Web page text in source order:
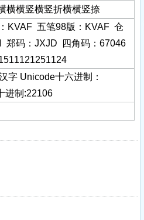
横横竖横竖折横横竖捺
KVAF 五笔98版：KVAF 仓
郑码：JXJD 四角码：67046
字 Unicode十六进制：
进制:22106